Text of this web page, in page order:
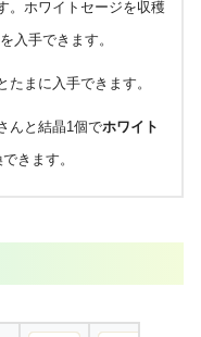
。ホワイトセージを収穫
を入手できます。
たまに入手できます。
んと結晶1個でホワイト
きます。